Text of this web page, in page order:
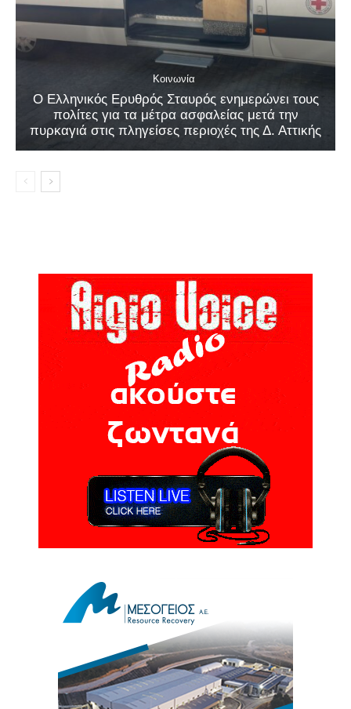
Κοινωνία
Ο Ελληνικός Ερυθρός Σταυρός ενημερώνει τους
πολίτες για τα μέτρα ασφαλείας μετά την
πυρκαγιά στις πληγείσες περιοχές της Δ. Αττικής